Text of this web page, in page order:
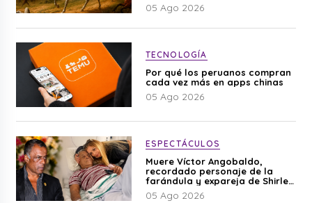
05 Ago 2026
TECNOLOGÍA
Por qué los peruanos compran
cada vez más en apps chinas
05 Ago 2026
ESPECTÁCULOS
Muere Víctor Angobaldo,
recordado personaje de la
farándula y expareja de Shirley
Cherres
05 Ago 2026